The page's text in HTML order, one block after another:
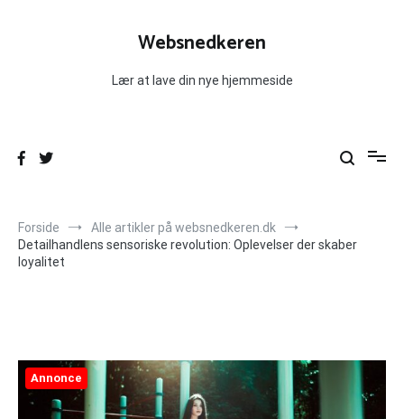
Websnedkeren
Lær at lave din nye hjemmeside
Forside
Alle artikler på websnedkeren.dk
Detailhandlens sensoriske revolution: Oplevelser der skaber
loyalitet
Annonce